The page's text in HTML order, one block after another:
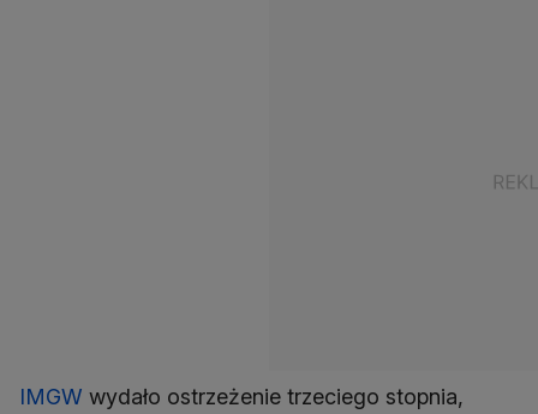
IMGW wydało ostrzeżenie trzeciego stopnia,